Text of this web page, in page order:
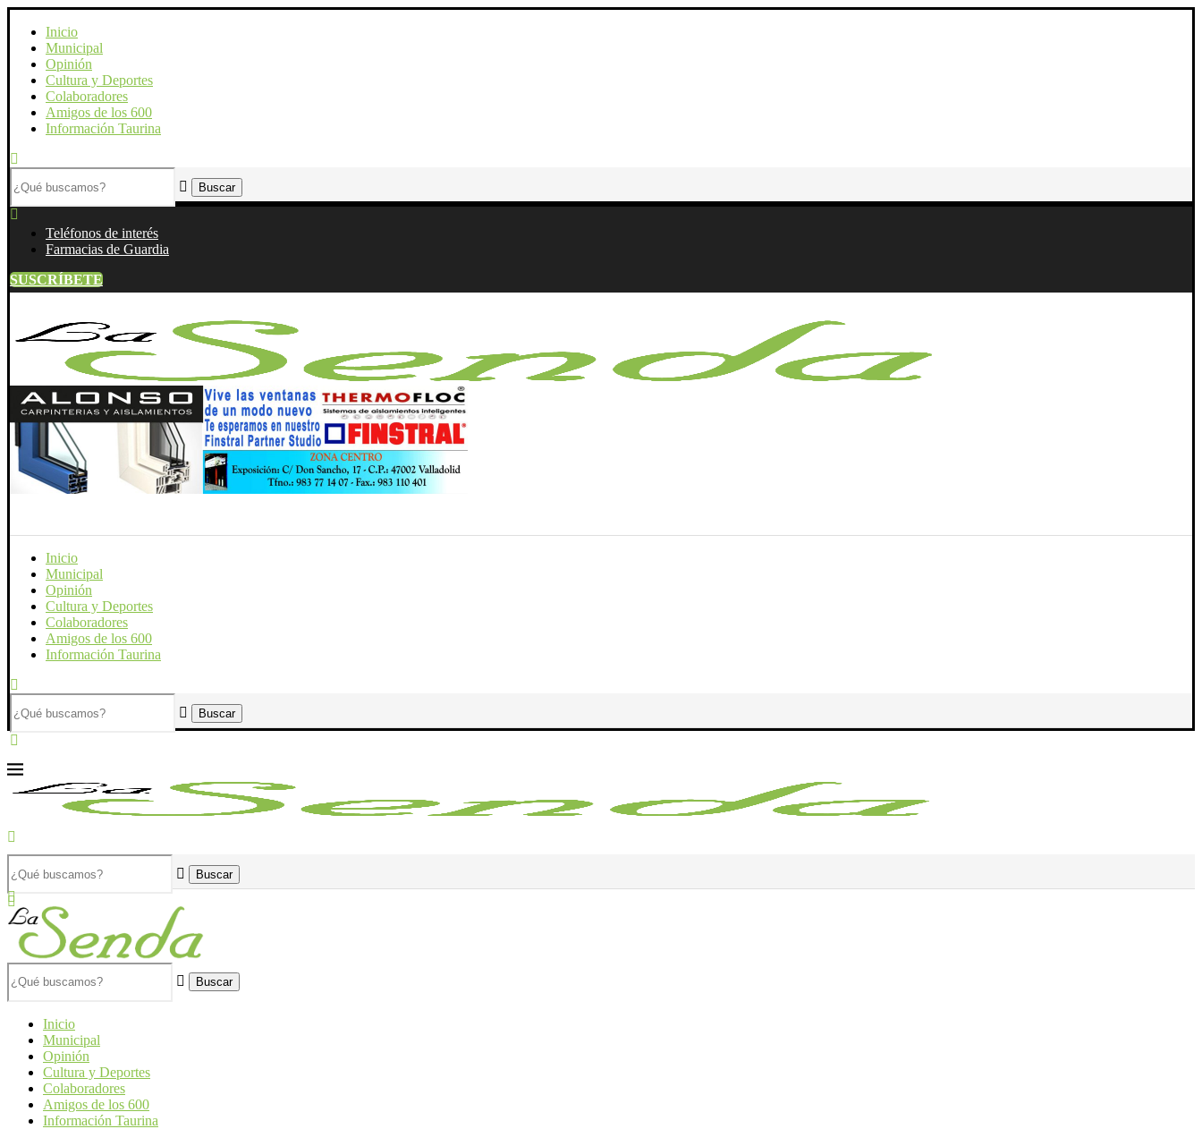
Inicio
Municipal
Opinión
Cultura y Deportes
Colaboradores
Amigos de los 600
Información Taurina
Teléfonos de interés
Farmacias de Guardia
SUSCRÍBETE
Inicio
Municipal
Opinión
Cultura y Deportes
Colaboradores
Amigos de los 600
Información Taurina
Buscar
Inicio
Municipal
Opinión
Cultura y Deportes
Colaboradores
Amigos de los 600
Información Taurina